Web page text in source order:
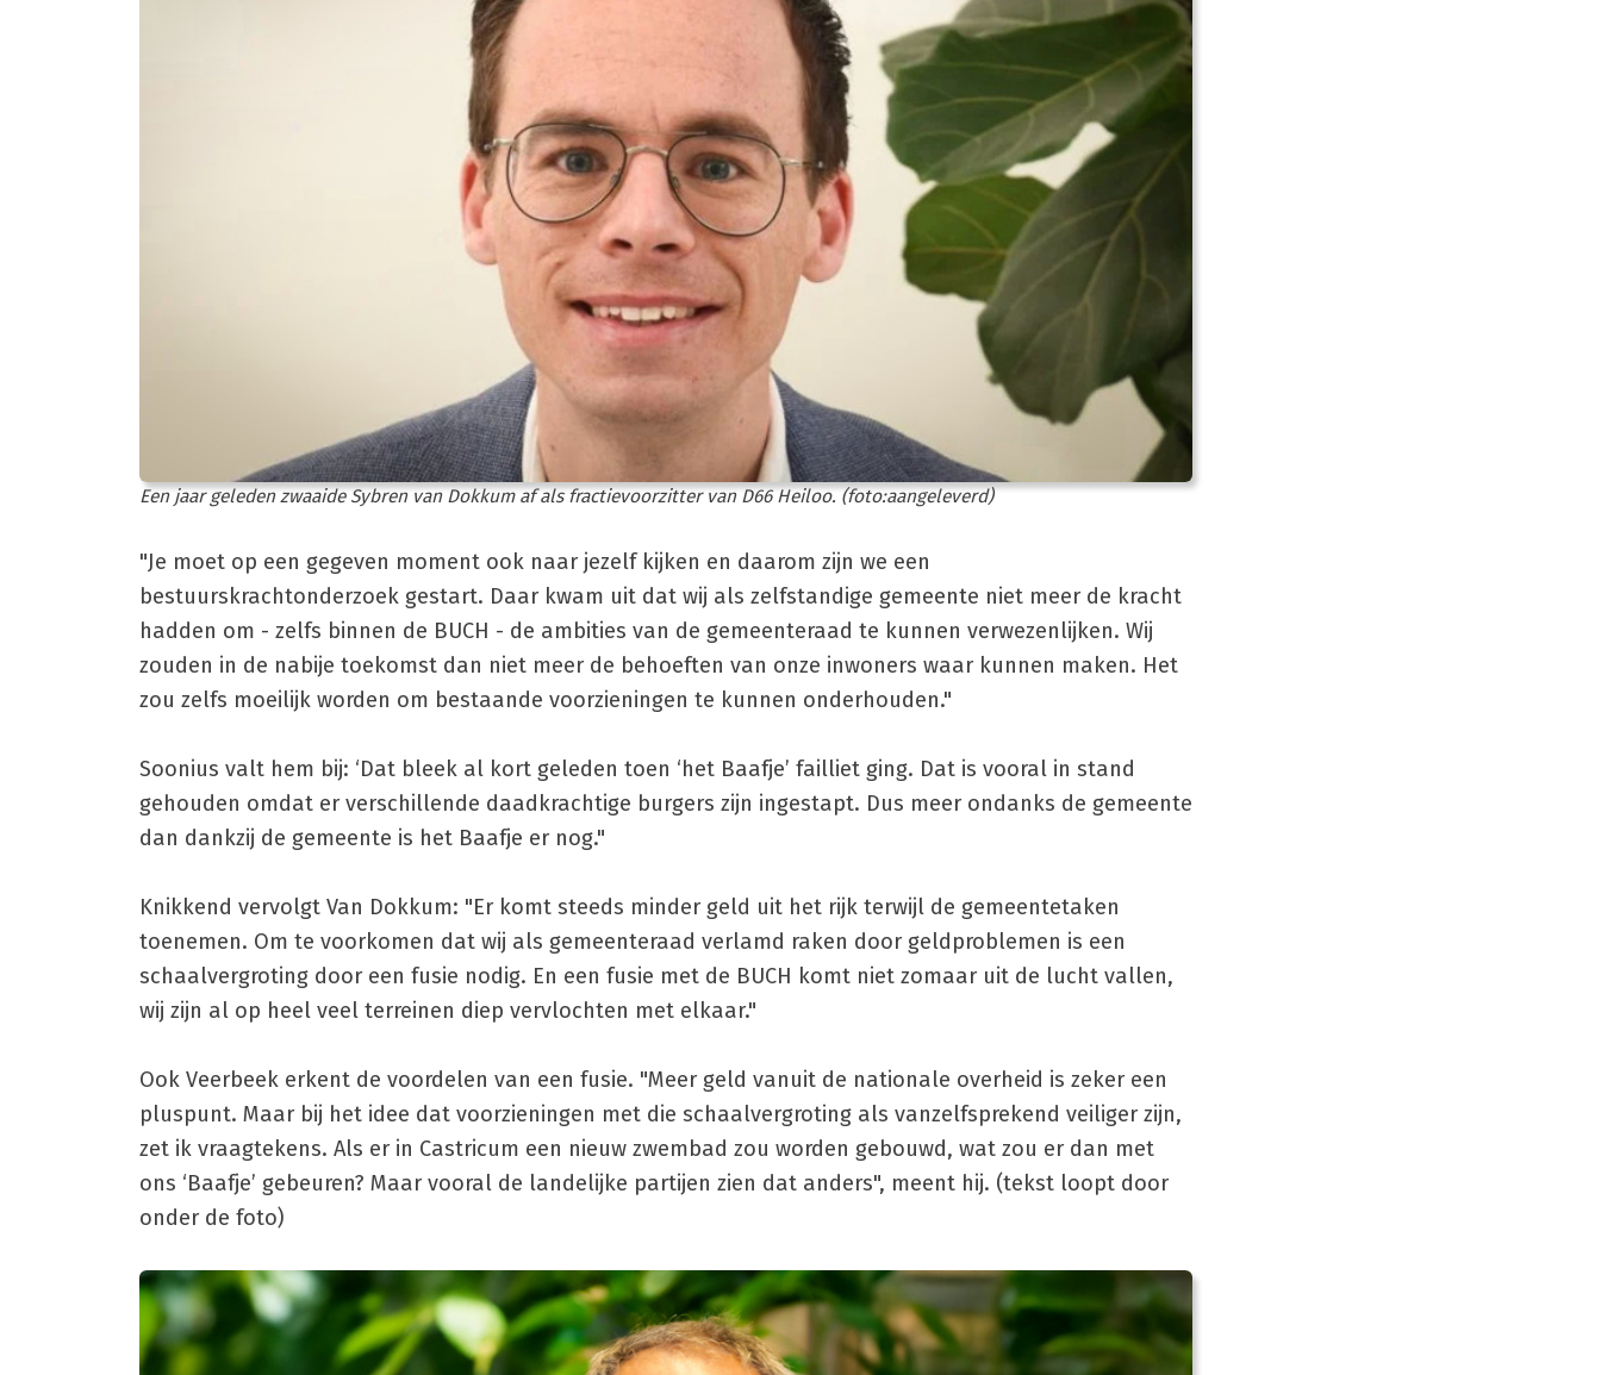
Een jaar geleden zwaaide Sybren van Dokkum af als fractievoorzitter van D66 Heiloo. (foto:aangeleverd)
"Je moet op een gegeven moment ook naar jezelf kijken en daarom zijn we een
bestuurskrachtonderzoek gestart. Daar kwam uit dat wij als zelfstandige gemeente niet meer de kracht
hadden om - zelfs binnen de BUCH - de ambities van de gemeenteraad te kunnen verwezenlijken. Wij
zouden in de nabije toekomst dan niet meer de behoeften van onze inwoners waar kunnen maken. Het
zou zelfs moeilijk worden om bestaande voorzieningen te kunnen onderhouden."
Soonius valt hem bij: ‘Dat bleek al kort geleden toen ‘het Baafje’ failliet ging. Dat is vooral in stand
gehouden omdat er verschillende daadkrachtige burgers zijn ingestapt. Dus meer ondanks de gemeente
dan dankzij de gemeente is het Baafje er nog."
Knikkend vervolgt Van Dokkum: "Er komt steeds minder geld uit het rijk terwijl de gemeentetaken
toenemen. Om te voorkomen dat wij als gemeenteraad verlamd raken door geldproblemen is een
schaalvergroting door een fusie nodig. En een fusie met de BUCH komt niet zomaar uit de lucht vallen,
wij zijn al op heel veel terreinen diep vervlochten met elkaar."
Ook Veerbeek erkent de voordelen van een fusie. "Meer geld vanuit de nationale overheid is zeker een
pluspunt. Maar bij het idee dat voorzieningen met die schaalvergroting als vanzelfsprekend veiliger zijn,
zet ik vraagtekens. Als er in Castricum een nieuw zwembad zou worden gebouwd, wat zou er dan met
ons ‘Baafje’ gebeuren? Maar vooral de landelijke partijen zien dat anders", meent hij. (tekst loopt door
onder de foto)